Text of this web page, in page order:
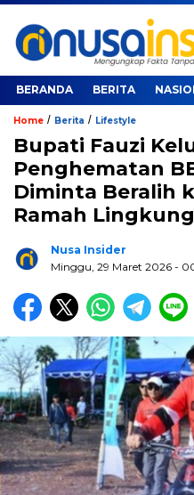
BERANDA BERITA
Home / Berita / Lifestyle
Bupati Fauzi
Penghematan
Diminta Beralih
Ramah
Nusa Insider
Minggu, 29 Maret 2026 -